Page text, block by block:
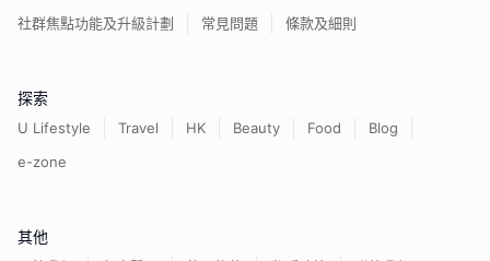
社群焦點功能及升級計劃
常見問題 條款及細則
探索
U Lifestyle Travel HK Beauty Food
Blog
e-zone
其他